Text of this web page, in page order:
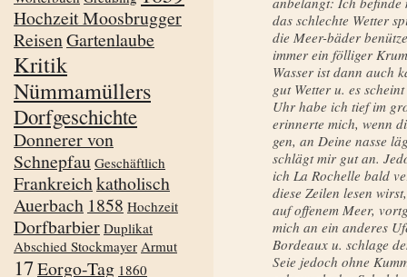
das schlechte Wetter
die Meer-bäder
immer ein fölliger
Wasser ist dann auch
gut Wetter u. es
Uhr habe ich tief im
erinnerte mich, wenn
gen, an Deine nasse
schlägt mir gut an.
ich La Rochelle bald
diese Zeilen lesen
auf offenem Meer,
mich an ein anderes
Bordeaux u. schlage
Seie jedoch ohne
Hochzeit Moosbrugger
ReisenGartenlaube
Kritik
Nümmamüllers
Dorfgeschichte
Donnerer von
Schnepfau Geschäftlich
Frankreichkatholisch
Auerbach 1858 Hochzeit
Dorfbarbier Duplikat
Abschied Stockmayer Armut
17Eorgo-Tag 1860